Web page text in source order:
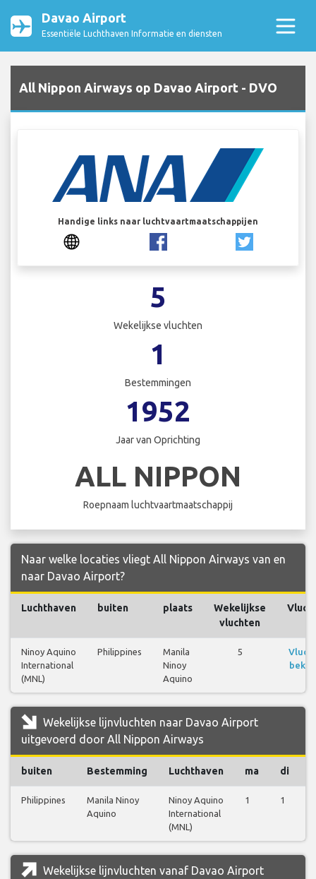
Davao Airport
Essentiële Luchthaven Informatie en diensten
All Nippon Airways op Davao Airport - DVO
Handige links naar luchtvaartmaatschappijen
5
Wekelijkse vluchten
1
Bestemmingen
1952
Jaar van Oprichting
ALL NIPPON
Roepnaam luchtvaartmaatschappij
Naar welke locaties vliegt All Nippon Airways van en
naar Davao Airport?
Luchthaven buiten plaats
Wekelijkse
vluchten
Ninoy Aquino
International
(MNL)
Philippines
Manila
Ninoy
Aquino
5
Wekelijkse lijnvluchten naar Davao Airport
uitgevoerd door All Nippon Airways
buiten Bestemming Luchthaven ma di
Philippines
Manila Ninoy
Aquino
Ninoy Aquino
International
(MNL)
1 1
Wekelijkse lijnvluchten vanaf Davao Airport